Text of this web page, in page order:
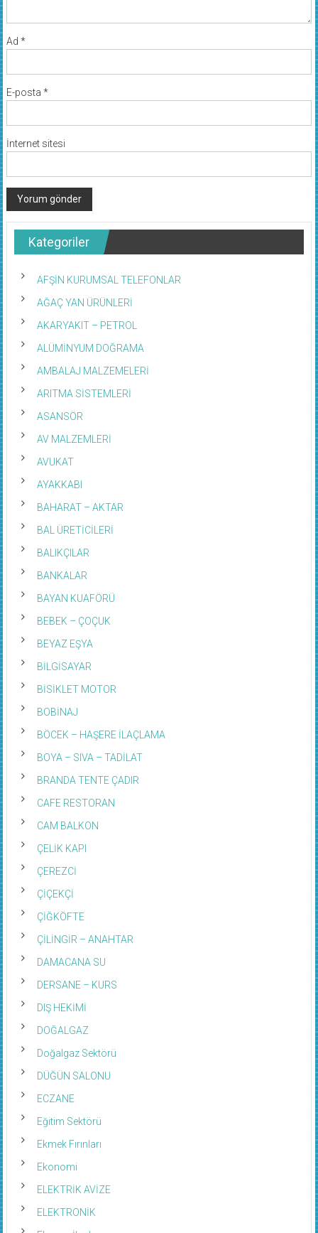
Ad *
E-posta *
İnternet sitesi
Kategoriler
AFŞİN KURUMSAL TELEFONLAR
AĞAÇ YAN ÜRÜNLERİ
AKARYAKIT – PETROL
ALÜMİNYUM DOĞRAMA
AMBALAJ MALZEMELERİ
ARITMA SİSTEMLERİ
ASANSÖR
AV MALZEMLERİ
AVUKAT
AYAKKABI
BAHARAT – AKTAR
BAL ÜRETİCİLERİ
BALIKÇILAR
BANKALAR
BAYAN KUAFÖRÜ
BEBEK – ÇOÇUK
BEYAZ EŞYA
BİLGİSAYAR
BİSİKLET MOTOR
BOBİNAJ
BÖCEK – HAŞERE İLAÇLAMA
BOYA – SIVA – TADİLAT
BRANDA TENTE ÇADIR
CAFE RESTORAN
CAM BALKON
ÇELİK KAPI
ÇEREZCİ
ÇİÇEKÇİ
ÇİĞKÖFTE
ÇİLİNGİR – ANAHTAR
DAMACANA SU
DERSANE – KURS
DIŞ HEKİMİ
DOĞALGAZ
Doğalgaz Sektörü
DÜĞÜN SALONU
ECZANE
Eğitim Sektörü
Ekmek Fırınları
Ekonomi
ELEKTRİK AVİZE
ELEKTRONİK